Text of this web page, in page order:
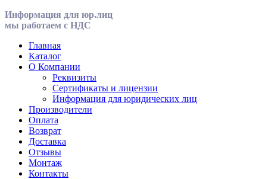
Информация для юр.лиц
мы работаем с НДС
Главная
Каталог
О Компании
Реквизиты
Сертификаты и лицензии
Информация для юридических лиц
Производители
Оплата
Возврат
Доставка
Отзывы
Монтаж
Контакты